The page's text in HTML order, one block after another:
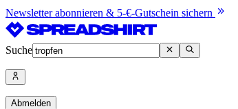
Newsletter abonnieren & 5-€-Gutschein sichern
Suche
Abmelden